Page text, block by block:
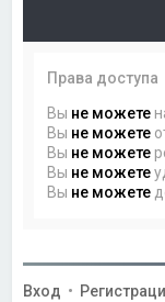
Права доступа
Вы не можете
Вы не можете
Вы не можете
Вы не можете
Вы не можете
Вход •